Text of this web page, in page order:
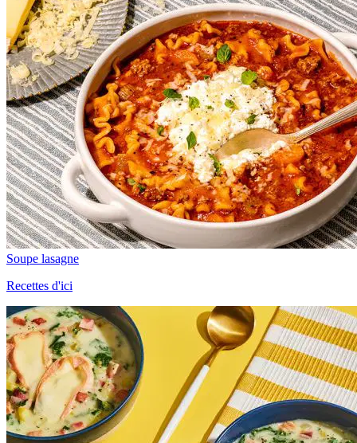
Soupe lasagne
Recettes d'ici